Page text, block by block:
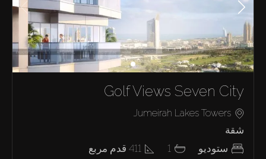
Golf Views Seven City
Jumeirah Lakes Towers
شقة
ستوديو
1
411 قدم مربع